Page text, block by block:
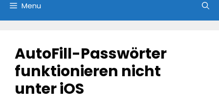
Menu
AutoFill-Passwörter
funktionieren nicht
unter iOS